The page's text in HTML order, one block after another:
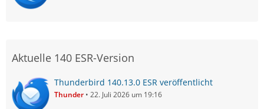
Aktuelle 140 ESR-Version
Thunderbird 140.13.0 ESR veröffentlicht
Thunder 22. Juli 2026 um 19:16